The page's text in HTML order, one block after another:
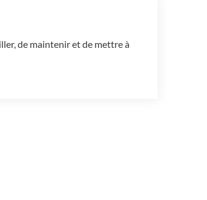
de maintenir et de mettre à